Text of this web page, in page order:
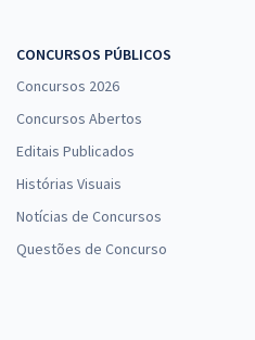
CONCURSOS PÚBLICOS
Concursos 2026
Concursos Abertos
Editais Publicados
Histórias Visuais
Notícias de Concursos
Questões de Concurso